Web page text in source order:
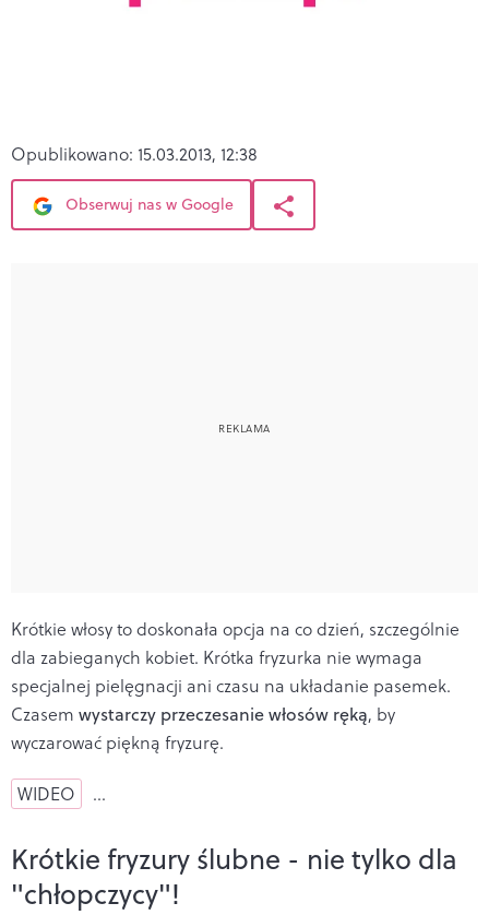
Opublikowano: 15.03.2013, 12:38
Obserwuj nas w Google
Krótkie włosy to doskonała opcja na co dzień, szczególnie
dla zabieganych kobiet. Krótka fryzurka nie wymaga
specjalnej pielęgnacji ani czasu na układanie pasemek.
Czasem wystarczy przeczesanie włosów ręką, by
wyczarować piękną fryzurę.
WIDEO …
Krótkie fryzury ślubne - nie tylko dla
"chłopczycy"!